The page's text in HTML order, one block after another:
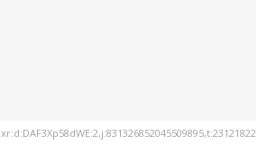
xr:d:DAF3Xp58dWE:2,j:831326852045509895,t:23121822